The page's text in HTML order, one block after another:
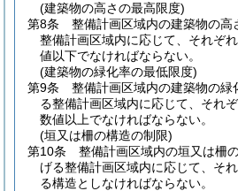
(建築物の高さの最高限度)
第8条
整備計画区域内の建築物の高
整備計画区域内に応じて、それぞれ
値以下でなければならない。
(建築物の緑化率の最低限度)
第9条
整備計画区域内の建築物の緑
る整備計画区域内に応じて、それ
数値以上でなければならない。
(垣又は柵の構造の制限)
第10条
整備計画区域内の垣又は柵の
げる整備計画区域内に応じて、そ
る構造としなければならない。